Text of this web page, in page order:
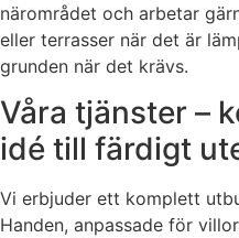
närområdet och arbetar
eller terrasser när det är
grunden när det krävs.
Våra tjänster –
idé till färdigt
Vi erbjuder ett komplett
Handen, anpassade för